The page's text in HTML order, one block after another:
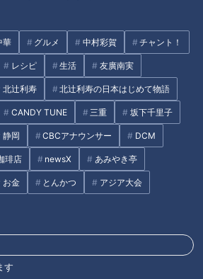
華 グルメ 中村彩賀 チャント！
レシピ 生活 友廣南実
北辻利寿 北辻利寿の日本はじめて物語
CANDY TUNE 三重 坂下千里子
静岡 CBCアナウンサー DCM
琲店 newsX あみやき亭
お金 とんかつ アジア大会
す
！愛されフード
、どこよりも詳しい天気情報などなど、東
新しい報道・情報番組。毎週月～金曜 午
は午後4:50～5:50放送）。